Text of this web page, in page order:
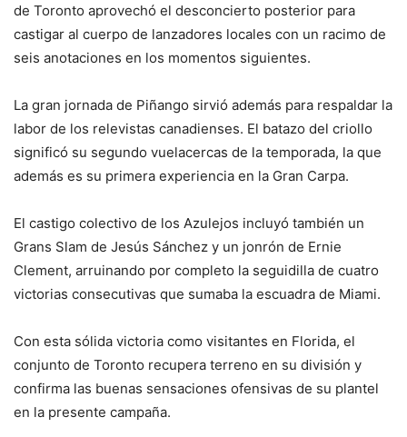
de Toronto aprovechó el desconcierto posterior para
castigar al cuerpo de lanzadores locales con un racimo de
seis anotaciones en los momentos siguientes.
La gran jornada de Piñango sirvió además para respaldar la
labor de los relevistas canadienses. El batazo del criollo
significó su segundo vuelacercas de la temporada, la que
además es su primera experiencia en la Gran Carpa.
El castigo colectivo de los Azulejos incluyó también un
Grans Slam de Jesús Sánchez y un jonrón de Ernie
Clement, arruinando por completo la seguidilla de cuatro
victorias consecutivas que sumaba la escuadra de Miami.
Con esta sólida victoria como visitantes en Florida, el
conjunto de Toronto recupera terreno en su división y
confirma las buenas sensaciones ofensivas de su plantel
en la presente campaña.